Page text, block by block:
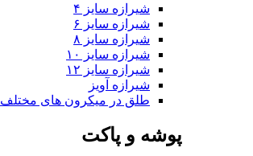
شیرازه سایز ۴
شیرازه سایز ۶
شیرازه سایز ۸
شیرازه سایز ۱۰
شیرازه سایز ۱۲
شیرازه آویز
طلق در میکرون های مختلف
پوشه و پاکت